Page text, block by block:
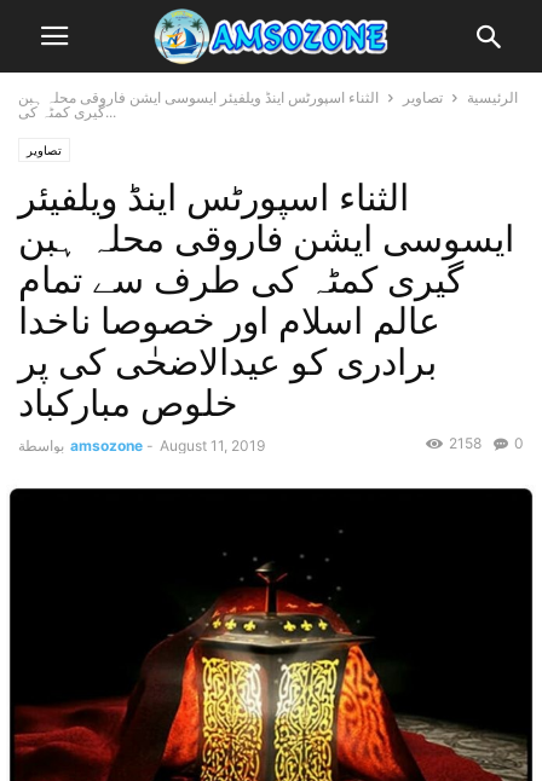
الرئيسية تصاویر
الثناء اسپورٹس اینڈ ویلفیئر ایسوسی ایشن فاروقی محلہ ہبن
گیری کمٹہ کی...
تصاویر
الثناء اسپورٹس اینڈ ویلفیئر
ایسوسی ایشن فاروقی محلہ ہبن
گیری کمٹہ کی طرف سے تمام
عالم اسلام اور خصوصا ناخدا
برادری کو عیدالاضحٰی کی پر
خلوص مبارکباد
بواسطة amsozone - August 11, 2019 0
2158